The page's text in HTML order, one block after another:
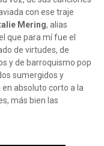
con ese traje
Mering, alias
que para mí fue el
de virtudes, de
y de barroquismo pop
sumergidos y
absoluto corto a la
más bien las